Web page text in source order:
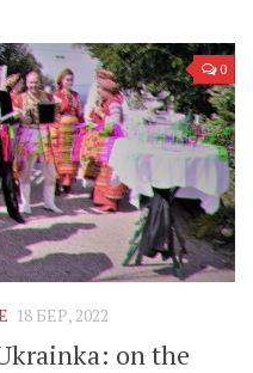
0
18 БЕР, 2022
on the